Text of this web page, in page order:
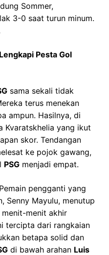
Sommer,
3-0 saat turun minum.
Pesta Gol
sama sekali tidak
terus menekan
ampun. Hasilnya, di
Kvaratskhelia yang ikut
skor. Tendangan
ke pojok gawang,
PSG menjadi empat.
pengganti yang
Senny Mayulu, menutup
menit-menit akhir
tercipta dari rangkaian
betapa solid dan
di bawah arahan Luis